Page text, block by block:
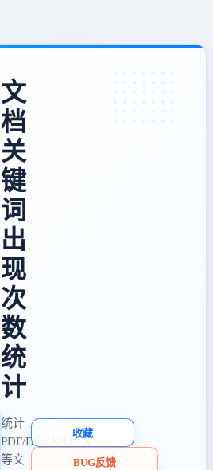
文
档
关
键
词
出
现
次
数
统
计
统计
PDF/DOCX/PPTX
等文
收藏
BUG反馈